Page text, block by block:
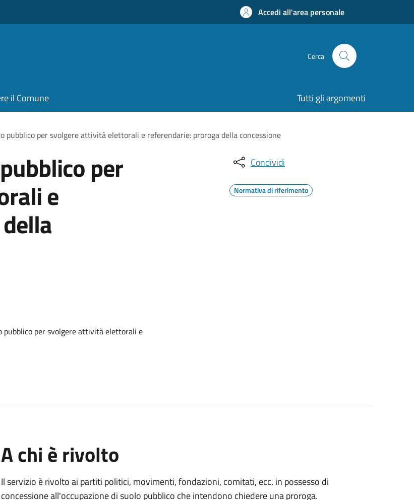
Accedi all'area personale
Cerca
il Comune Tutti gli argomenti
pubblico per svolgere attività elettorali e referendarie: proroga della concessione
per
e
pubblico per svolgere attività elettorali e
Condividi
Normativa di riferimento
A chi è rivolto
Il servizio è rivolto ai partiti politici, movimenti, fondazioni, comitati, ecc. in possesso di
concessione all'occupazione di suolo pubblico che intendono chiedere una proroga.